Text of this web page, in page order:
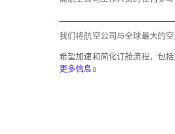
我们将航空公司与全球最大的
希望加速和简化订舱流程，包
更多信息